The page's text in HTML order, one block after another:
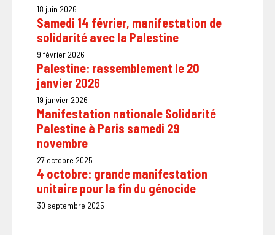
18 juin 2026
Samedi 14 février, manifestation de
solidarité avec la Palestine
9 février 2026
Palestine: rassemblement le 20
janvier 2026
19 janvier 2026
Manifestation nationale Solidarité
Palestine à Paris samedi 29
novembre
27 octobre 2025
4 octobre: grande manifestation
unitaire pour la fin du génocide
30 septembre 2025